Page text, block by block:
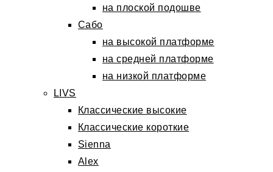
на плоской подошве
Сабо
на высокой платформе
на средней платформе
на низкой платформе
LIVS
Классические высокие
Классические короткие
Sienna
Alex